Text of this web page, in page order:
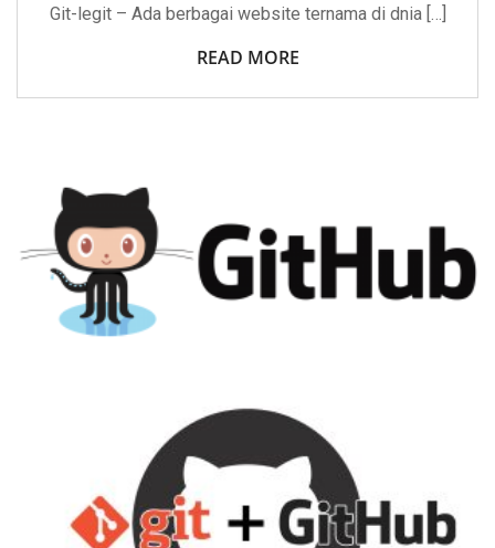
Git-legit – Ada berbagai website ternama di dnia […]
READ MORE